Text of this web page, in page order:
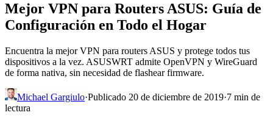
Mejor VPN para Routers ASUS: Guía de
Configuración en Todo el Hogar
Encuentra la mejor VPN para routers ASUS y protege todos tus
dispositivos a la vez. ASUSWRT admite OpenVPN y WireGuard
de forma nativa, sin necesidad de flashear firmware.
Michael Gargiulo·Publicado 20 de diciembre de 2019·7 min de
lectura